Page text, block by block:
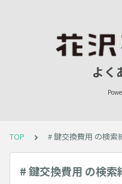
よく
TOP # 鍵交換費用 の検索
# 鍵交換費用 の検索